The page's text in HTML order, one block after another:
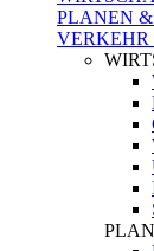
PLANEN